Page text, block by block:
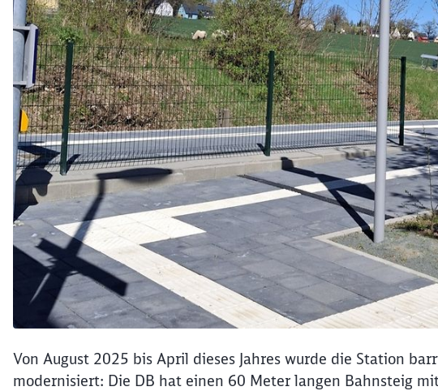
Von August 2025 bis April dieses Jahres wurde die Station
modernisiert: Die DB hat einen 60 Meter langen Bahnsteig